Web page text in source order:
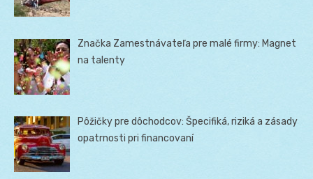
Značka Zamestnávateľa pre malé firmy: Magnet
na talenty
Pôžičky pre dôchodcov: Špecifiká, riziká a zásady
opatrnosti pri financovaní